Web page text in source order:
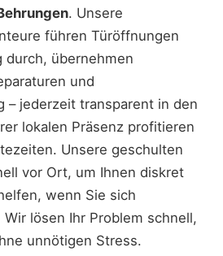
. Unsere
führen Türöffnungen
durch, übernehmen
und
– jederzeit transparent in den
lokalen Präsenz profitieren
Unsere geschulten
vor Ort, um Ihnen diskret
wenn Sie sich
lösen Ihr Problem schnell,
unnötigen Stress.